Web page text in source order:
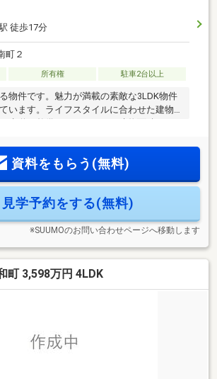
徒歩17分
町２
所有権 駐車2台以上
物件です。魅力が満載の素敵な3LDK物件
います。ライフスタイルに合わせた建物
。スーパーが近いので、買い物に時間を
。資料をもらう(無料)
見学予約をする(無料)
※SUUMOのお問い合わせページへ移動します
町 3,598万円 4LDK